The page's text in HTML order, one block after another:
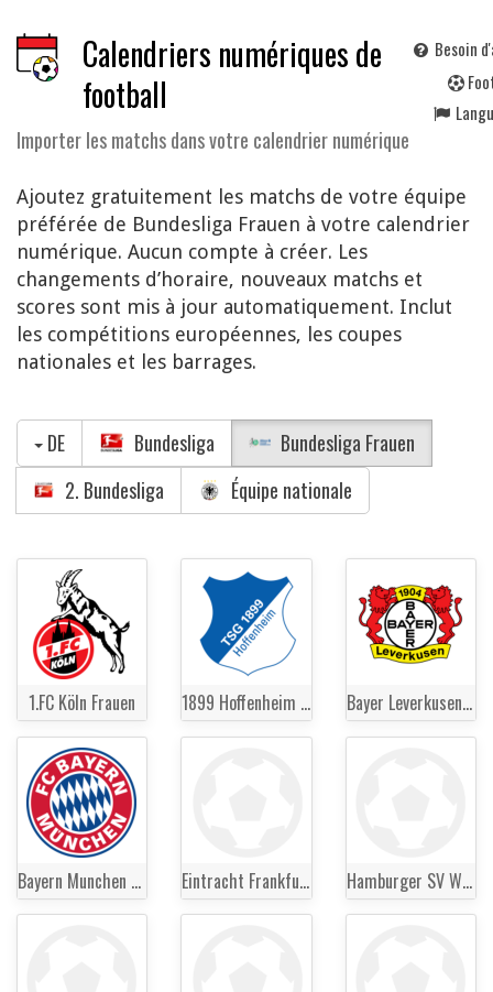
Calendriers numériques de
football
Importer les matchs dans votre calendrier numérique
Besoin
F
Ajoutez gratuitement les matchs de votre équipe
préférée de Bundesliga Frauen à votre calendrier
numérique. Aucun compte à créer. Les
changements d’horaire, nouveaux matchs et
scores sont mis à jour automatiquement. Inclut
les compétitions européennes, les coupes
nationales et les barrages.
DE Bundesliga
Bundesliga Frauen
2. Bundesliga
Équipe nationale
1.FC Köln Frauen 1899 Hoffenheim Frauen Bayer Leverkusen Frauen
Bayern Munchen Frauen Eintracht Frankfurt Frauen Hamburger SV Women